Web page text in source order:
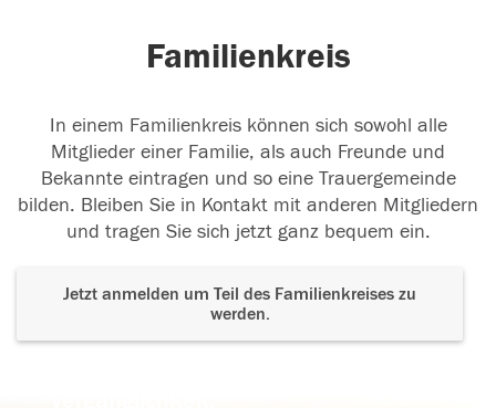
Familienkreis
In einem Familienkreis können sich sowohl alle
Mitglieder einer Familie, als auch Freunde und
Bekannte eintragen und so eine Trauergemeinde
bilden. Bleiben Sie in Kontakt mit anderen Mitgliedern
und tragen Sie sich jetzt ganz bequem ein.
Jetzt anmelden um Teil des Familienkreises zu
werden.